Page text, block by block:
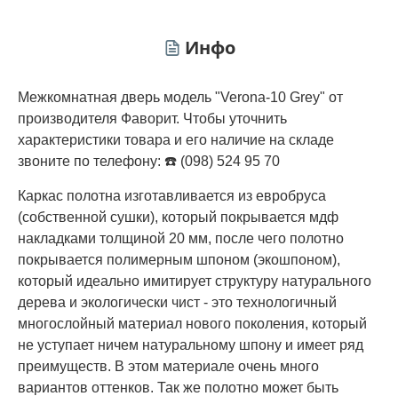
Инфо
Межкомнатная дверь модель "Verona-10 Grey" от
производителя Фаворит. Чтобы уточнить
характеристики товара и его наличие на складе
звоните по телефону: ☎️ (098) 524 95 70
Каркас полотна изготавливается из евробруса
(собственной сушки), который покрывается мдф
накладками толщиной 20 мм, после чего полотно
покрывается полимерным шпоном (экошпоном),
который идеально имитирует структуру натурального
дерева и экологически чист - это технологичный
многослойный материал нового поколения, который
не уступает ничем натуральному шпону и имеет ряд
преимуществ. В этом материале очень много
вариантов оттенков. Так же полотно может быть